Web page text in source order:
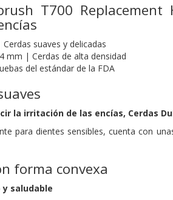
T700
suaves y delicadas
mm | Cerdas de alta densidad
del estándar de la FDA
la irritación de las encías, Cerdas
para dientes sensibles, cuenta con
forma convexa
saludable